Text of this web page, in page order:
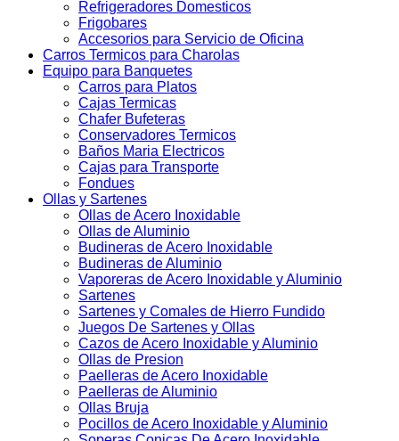
Refrigeradores Domesticos
Frigobares
Accesorios para Servicio de Oficina
Carros Termicos para Charolas
Equipo para Banquetes
Carros para Platos
Cajas Termicas
Chafer Bufeteras
Conservadores Termicos
Baños Maria Electricos
Cajas para Transporte
Fondues
Ollas y Sartenes
Ollas de Acero Inoxidable
Ollas de Aluminio
Budineras de Acero Inoxidable
Budineras de Aluminio
Vaporeras de Acero Inoxidable y Aluminio
Sartenes
Sartenes y Comales de Hierro Fundido
Juegos De Sartenes y Ollas
Cazos de Acero Inoxidable y Aluminio
Ollas de Presion
Paelleras de Acero Inoxidable
Paelleras de Aluminio
Ollas Bruja
Pocillos de Acero Inoxidable y Aluminio